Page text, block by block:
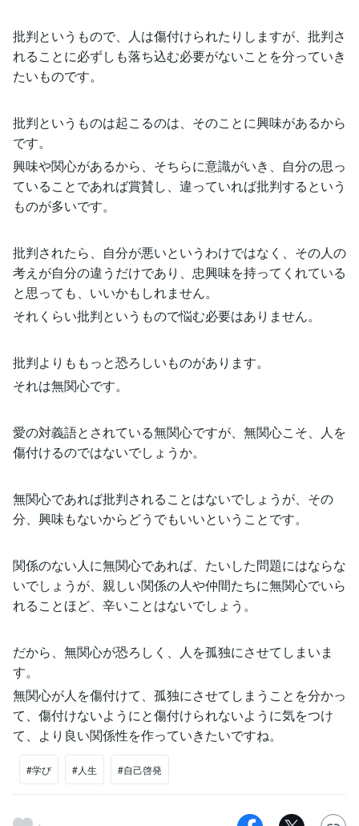
批判というもので、人は傷付けられたりしますが、批判さ
れることに必ずしも落ち込む必要がないことを分っていき
たいものです。
批判というものは起こるのは、そのことに興味があるから
です。
興味や関心があるから、そちらに意識がいき、自分の思っ
ていることであれば賞賛し、違っていれば批判するという
ものが多いです。
批判されたら、自分が悪いというわけではなく、その人の
考えが自分の違うだけであり、忠興味を持ってくれている
と思っても、いいかもしれません。
それくらい批判というもので悩む必要はありません。
批判よりももっと恐ろしいものがあります。
それは無関心です。
愛の対義語とされている無関心ですが、無関心こそ、人を
傷付けるのではないでしょうか。
無関心であれば批判されることはないでしょうが、その
分、興味もないからどうでもいいということです。
関係のない人に無関心であれば、たいした問題にはならな
いでしょうが、親しい関係の人や仲間たちに無関心でいら
れることほど、辛いことはないでしょう。
だから、無関心が恐ろしく、人を孤独にさせてしまいま
す。
無関心が人を傷付けて、孤独にさせてしまうことを分かっ
て、傷付けないようにと傷付けられないように気をつけ
て、より良い関係性を作っていきたいですね。
#学び #人生 #自己啓発